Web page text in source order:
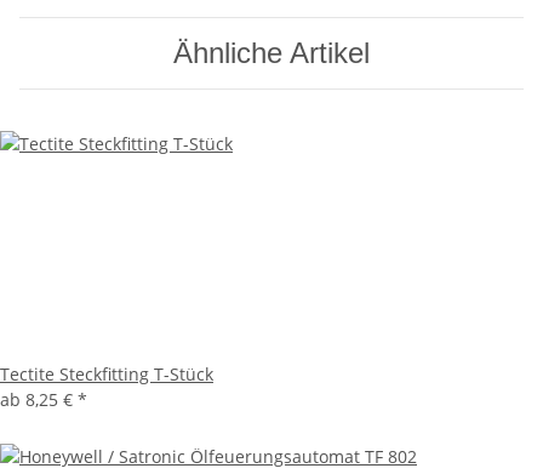
Ähnliche Artikel
Tectite Steckfitting T-Stück
ab 8,25 € *